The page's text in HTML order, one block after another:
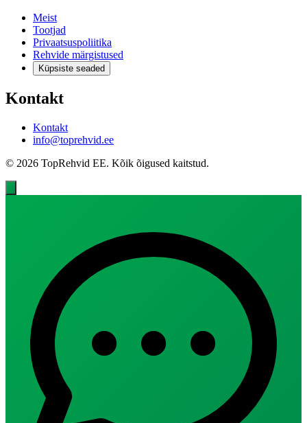
Meist
Tootjad
Privaatsuspoliitika
Rehvide märgistused
Küpsiste seaded
Kontakt
Kontakt
info@toprehvid.ee
© 2026 TopRehvid EE. Kõik õigused kaitstud.